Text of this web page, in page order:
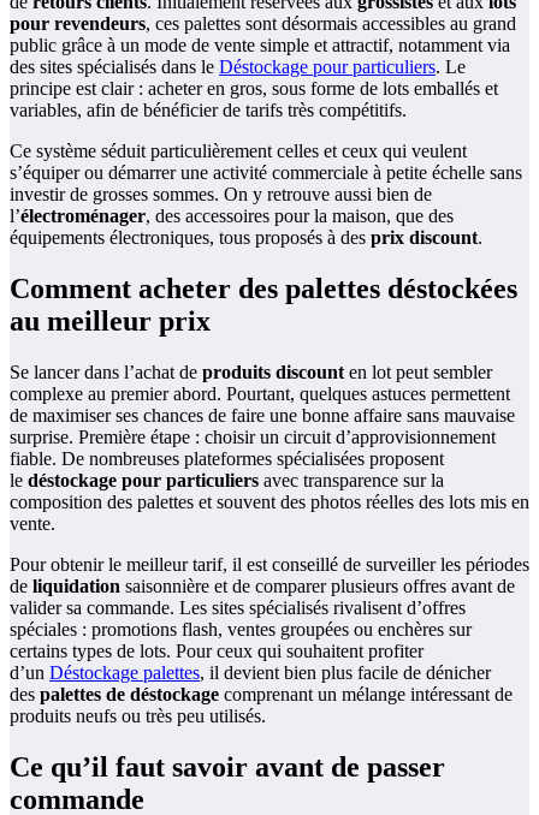
pour revendeurs, ces palettes sont désormais accessibles au grand
public grâce à un mode de vente simple et attractif, notamment via
des sites spécialisés dans le Déstockage pour particuliers. Le
principe est clair : acheter en gros, sous forme de lots emballés et
variables, afin de bénéficier de tarifs très compétitifs.
Ce système séduit particulièrement celles et ceux qui veulent
s’équiper ou démarrer une activité commerciale à petite échelle sans
investir de grosses sommes. On y retrouve aussi bien de
l’électroménager, des accessoires pour la maison, que des
équipements électroniques, tous proposés à des prix discount.
Comment acheter des palettes déstockées
au meilleur prix
Se lancer dans l’achat de produits discount en lot peut sembler
complexe au premier abord. Pourtant, quelques astuces permettent
de maximiser ses chances de faire une bonne affaire sans mauvaise
surprise. Première étape : choisir un circuit d’approvisionnement
fiable. De nombreuses plateformes spécialisées proposent
le déstockage pour particuliers avec transparence sur la
composition des palettes et souvent des photos réelles des lots mis en
vente.
Pour obtenir le meilleur tarif, il est conseillé de surveiller les périodes
de liquidation saisonnière et de comparer plusieurs offres avant de
valider sa commande. Les sites spécialisés rivalisent d’offres
spéciales : promotions flash, ventes groupées ou enchères sur
certains types de lots. Pour ceux qui souhaitent profiter
d’un Déstockage palettes, il devient bien plus facile de dénicher
des palettes de déstockage comprenant un mélange intéressant de
produits neufs ou très peu utilisés.
Ce qu’il faut savoir avant de passer
commande